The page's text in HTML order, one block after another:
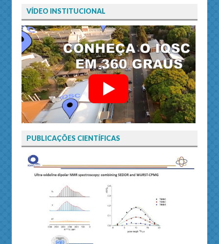
VÍDEO INSTITUCIONAL
PUBLICAÇÕES CIENTÍFICAS